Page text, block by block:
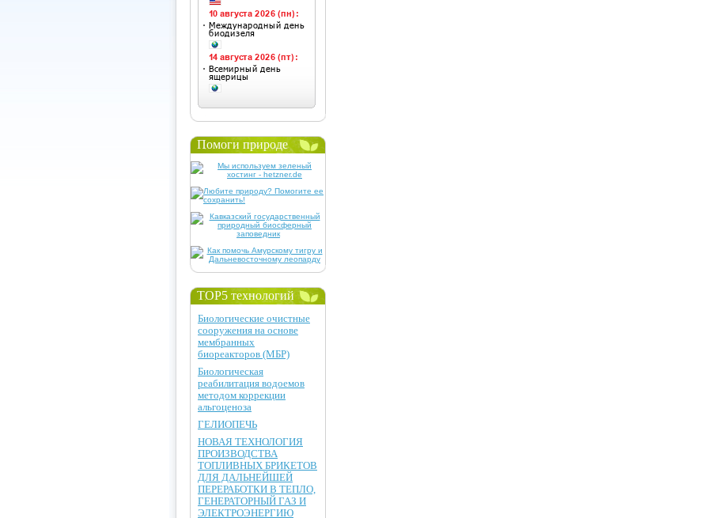
Помоги природе
TOP5 технологий
Биологические очистные
сооружения на основе
мембранных
биореакторов (МБР)
Биологическая
реабилитация водоемов
методом коррекции
альгоценоза
ГЕЛИОПЕЧЬ
НОВАЯ ТЕХНОЛОГИЯ
ПРОИЗВОДСТВА
ТОПЛИВНЫХ БРИКЕТОВ
ДЛЯ ДАЛЬНЕЙШЕЙ
ПЕРЕРАБОТКИ В ТЕПЛО,
ГЕНЕРАТОРНЫЙ ГАЗ И
ЭЛЕКТРОЭНЕРГИЮ